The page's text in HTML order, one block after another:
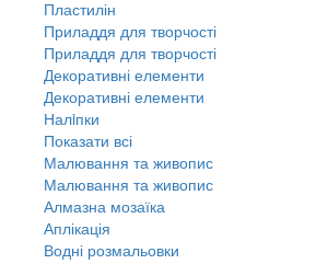
Пластилін
Приладдя для творчості
Приладдя для творчості
Декоративні елементи
Декоративні елементи
Налiпки
Показати всі
Малювання та живопис
Малювання та живопис
Алмазна мозаїка
Аплікація
Водні розмальовки